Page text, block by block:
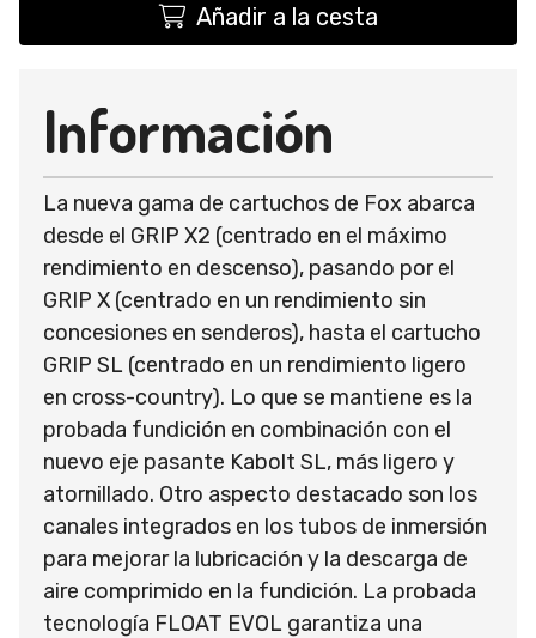
Añadir a la cesta
Información
La nueva gama de cartuchos de Fox abarca
desde el GRIP X2 (centrado en el máximo
rendimiento en descenso), pasando por el
GRIP X (centrado en un rendimiento sin
concesiones en senderos), hasta el cartucho
GRIP SL (centrado en un rendimiento ligero
en cross-country). Lo que se mantiene es la
probada fundición en combinación con el
nuevo eje pasante Kabolt SL, más ligero y
atornillado. Otro aspecto destacado son los
canales integrados en los tubos de inmersión
para mejorar la lubricación y la descarga de
aire comprimido en la fundición. La probada
tecnología FLOAT EVOL garantiza una